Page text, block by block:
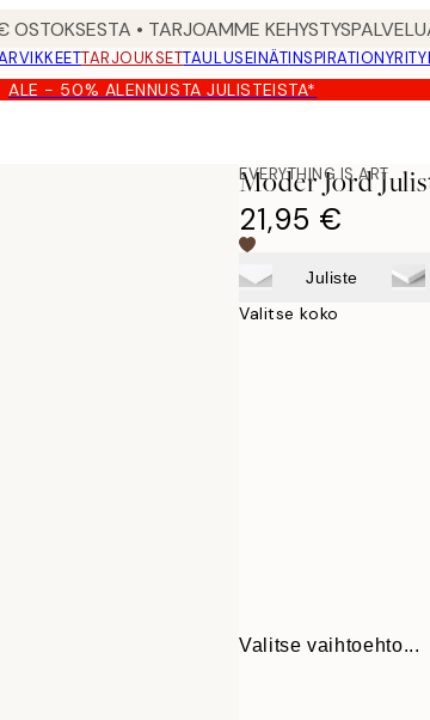
OSTOKSESTA • TARJOAMME
TARJOUKSETTAULUSEINÄTINSPIRATION
ALE - 50% ALENNUSTA JULISTEISTA*
EVERYTHING IS ART
Moder Jord
21,95 €
Juliste
Valitse koko
Valitse vaihtoehto...